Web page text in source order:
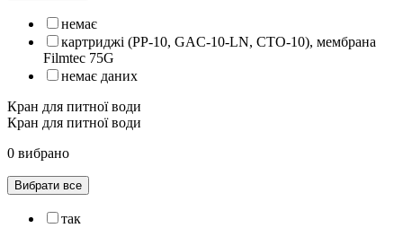
немає
картриджі (РР-10, GAC-10-LN, СТО-10), мембрана
Filmtec 75G
немає даних
Кран для питної води
Кран для питної води
0 вибрано
Вибрати все
так